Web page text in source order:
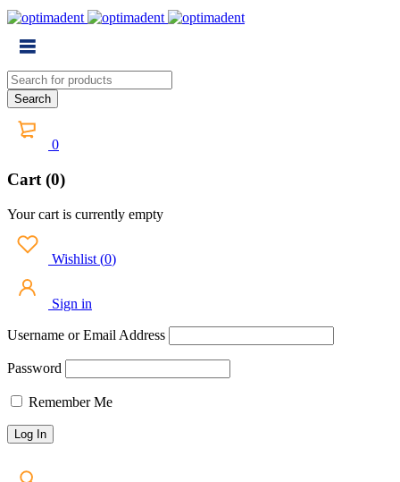
0
Cart (0)
Your cart is currently empty
Wishlist (0)
Sign in
Username or Email Address
Password
Remember Me